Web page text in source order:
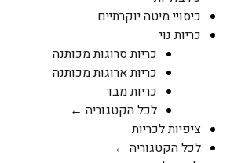
כיסויי מיטה יוקרתיים
כריות נוי
כריות סרוגות מכותנה
כריות ארוגות מכותנה
כריות מבד
לכל הקטגוריה ←
ציפיות לכריות
לכל הקטגוריה ←